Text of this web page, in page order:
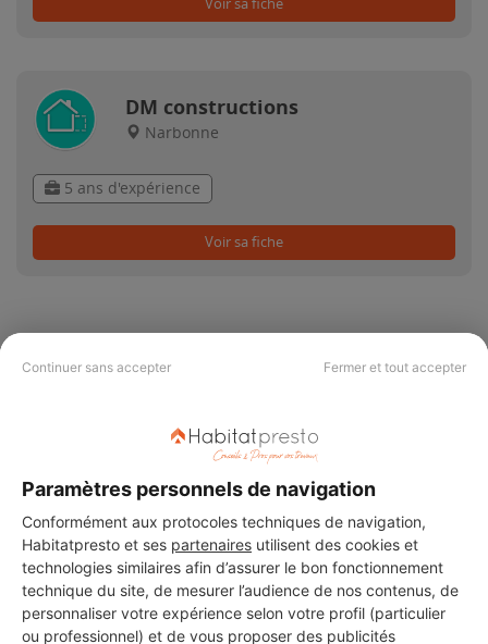
Continuer sans accepter Fermer et tout accepter
Paramètres personnels de navigation
Conformément aux protocoles techniques de navigation,
Habitatpresto et ses partenaires utilisent des cookies et
technologies similaires afin d’assurer le bon fonctionnement
technique du site, de mesurer l’audience de nos contenus, de
personnaliser votre expérience selon votre profil (particulier
ou professionnel) et de vous proposer des publicités
Voir sa fiche
DM constructions
Narbonne
5 ans d'expérience
Voir sa fiche
CHERCHER ?
Vous souhaitez réaliser des travaux et ne savez quel professionnel
choisir ? Demandez des devis travauxauprès de notre réseau de 5 000
professionnels partout en France.